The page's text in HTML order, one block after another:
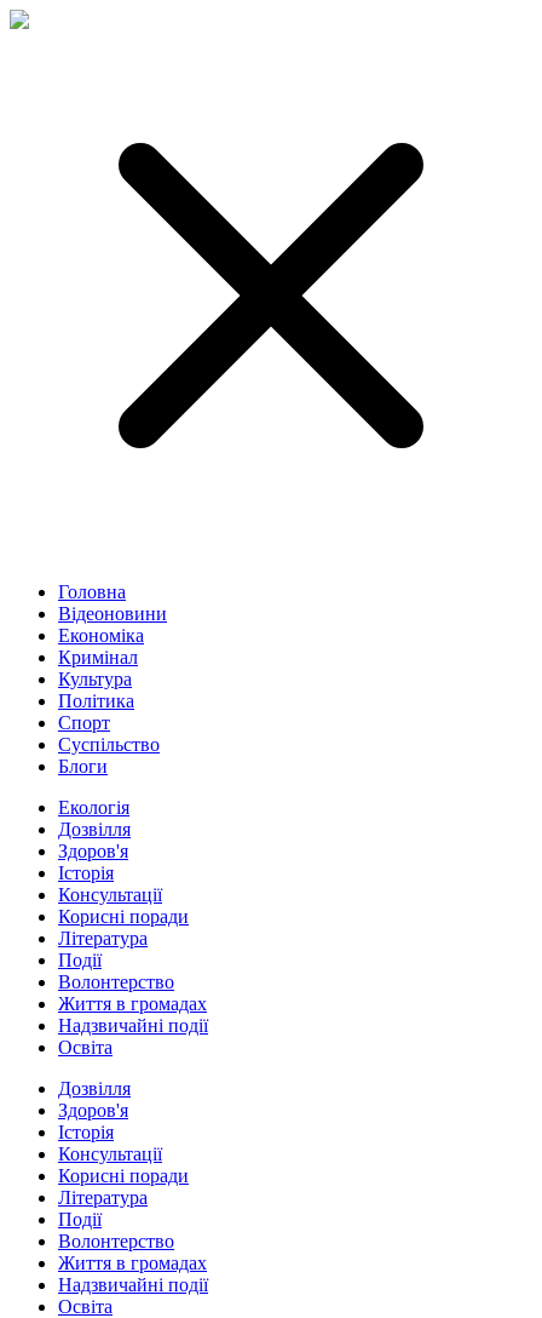
Головна
Відеоновини
Економіка
Кримінал
Культура
Політика
Спорт
Суспільство
Блоги
Екологія
Дозвілля
Здоров'я
Історія
Консультації
Корисні поради
Література
Події
Волонтерство
Життя в громадах
Надзвичайні події
Освіта
Дозвілля
Здоров'я
Історія
Консультації
Корисні поради
Література
Події
Волонтерство
Життя в громадах
Надзвичайні події
Освіта